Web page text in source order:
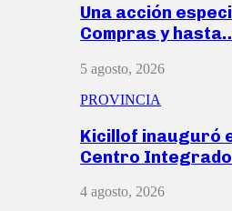
Una acción
Compras y
5 agosto, 2026
PROVINCIA
Kicillof inauguró
Centro
4 agosto, 2026